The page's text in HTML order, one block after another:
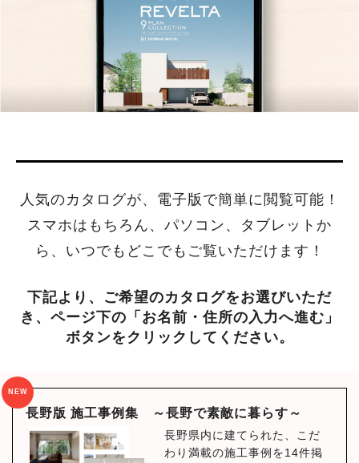
人気のカタログが、電子版で簡単に閲覧可能！
スマホはもちろん、パソコン、タブレットか
ら、いつでもどこでもご覧いただけます！
下記より、ご希望のカタログをお選びいただ
き、 ページ下の「お名前・住所の入力へ進む」
ボタンをクリックしてください。
NEW
長野版 施工事例集 ～長野で素敵に暮らす～
長野県内に建てられた、こだ
わり満載の施工事例を14件掲